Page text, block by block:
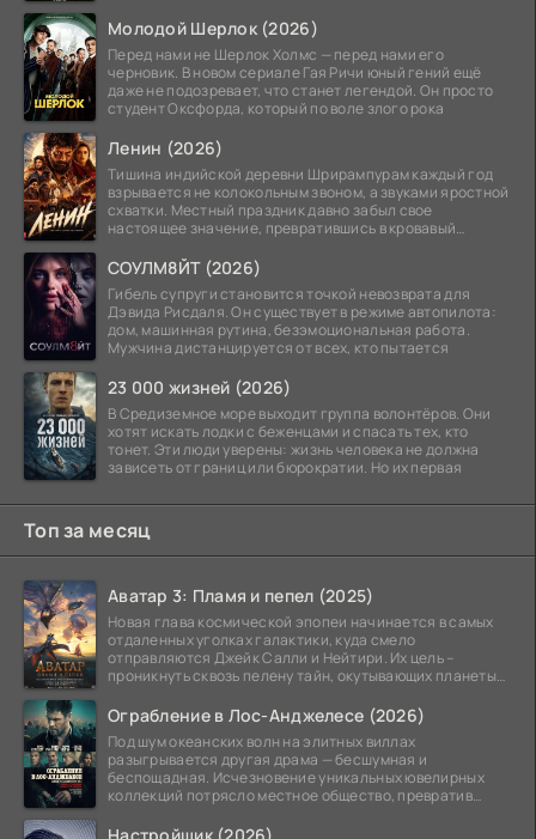
Молодой Шерлок (2026)
Перед нами не Шерлок Холмс — перед нами его
черновик. В новом сериале Гая Ричи юный гений ещё
даже не подозревает, что станет легендой. Он просто
студент Оксфорда, который по воле злого рока
Ленин (2026)
Тишина индийской деревни Шрирампурам каждый год
взрывается не колокольным звоном, а звуками яростной
схватки. Местный праздник давно забыл свое
настоящее значение, превратившись в кровавый
СОУЛМ8ЙТ (2026)
Гибель супруги становится точкой невозврата для
Дэвида Рисдаля. Он существует в режиме автопилота:
дом, машинная рутина, безэмоциональная работа.
Мужчина дистанцируется от всех, кто пытается
23 000 жизней (2026)
В Средиземное море выходит группа волонтёров. Они
хотят искать лодки с беженцами и спасать тех, кто
тонет. Эти люди уверены: жизнь человека не должна
зависеть от границ или бюрократии. Но их первая
Топ за месяц
Аватар 3: Пламя и пепел (2025)
Новая глава космической эпопеи начинается в самых
отдаленных уголках галактики, куда смело
отправляются Джейк Салли и Нейтири. Их цель –
проникнуть сквозь пелену тайн, окутывающих планеты
Ограбление в Лос-Анджелесе (2026)
Под шум океанских волн на элитных виллах
разыгрывается другая драма — бесшумная и
беспощадная. Исчезновение уникальных ювелирных
коллекций потрясло местное общество, превратив